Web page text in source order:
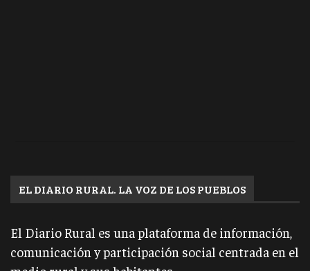
EL DIARIO RURAL. LA VOZ DE LOS PUEBLOS
El Diario Rural es una plataforma de información,
comunicación y participación social centrada en el